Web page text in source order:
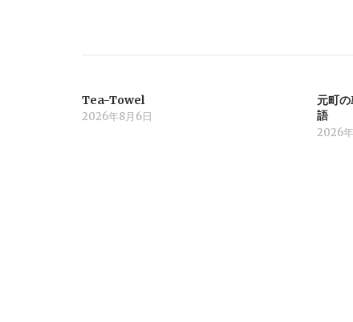
ョ
Tea-Towel
2026年8月6日
元町
語
2026